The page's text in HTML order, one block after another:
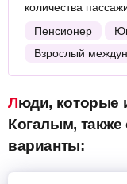
количества
Пенсионер
Взрослый
Люди, которые искали поезда Казань —
Когалым,
варианты: